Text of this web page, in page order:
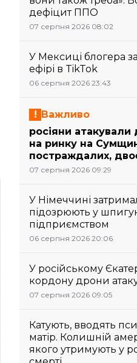
дефіцит ППО
07 серпня 2026 08:02
У Мексиці блогера
ефірі в TikTok
06 серпня 2026 23:43
Важливо
росіяни
на ринку на
постраждалих,
07 серпня 2026 09:29
У Німеччині
підозрюють у
підприємством
06 серпня 2026 20:06
У російському
кордону дрони
07 серпня 2026 09:05
Катують, вводять
матір. Колишній
якого утримують у